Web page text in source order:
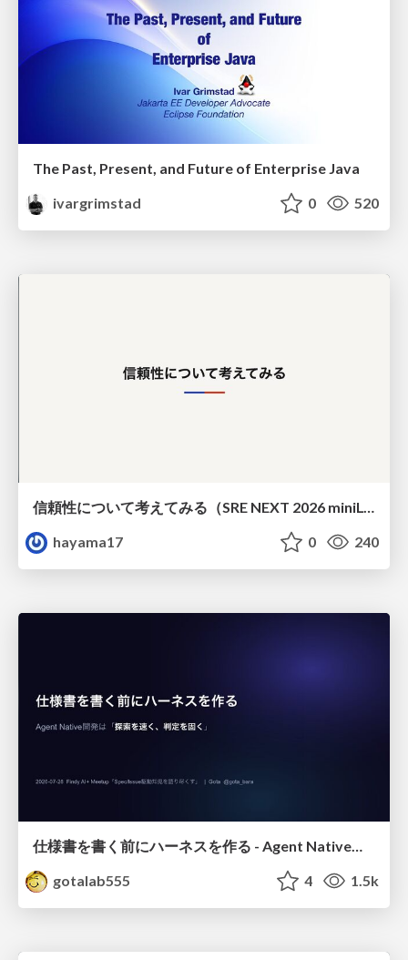
The Past, Present, and Future of Enterprise Java
ivargrimstad
0 520
信頼性について考えてみる（SRE NEXT 2026 miniLT）
hayama17
0 240
仕様書を書く前にハーネスを作る - Agent Native開発は「探索を速く、判定を固く」
gotalab555
4 1.5k